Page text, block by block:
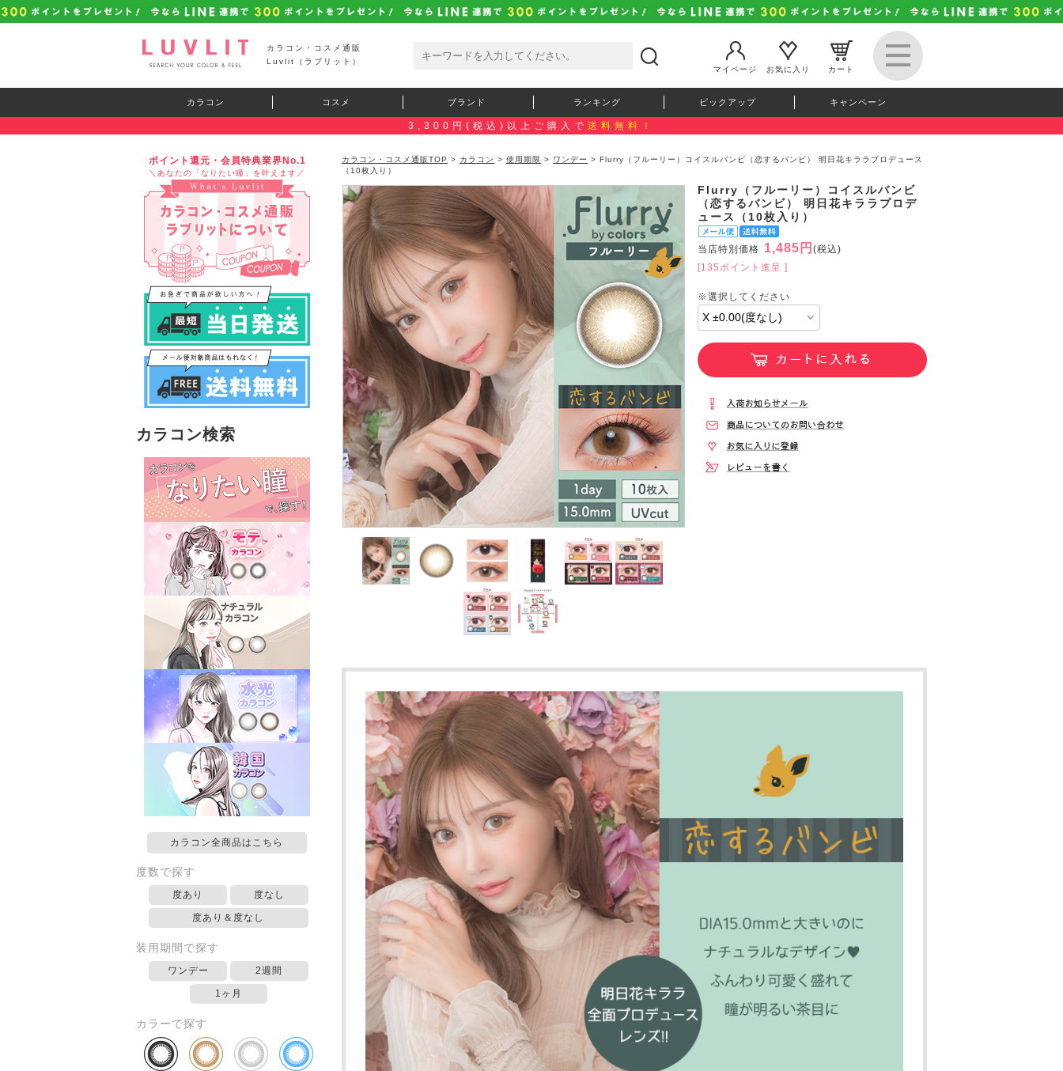
カラコン・コスメ通販
Luvlit（ラブリット）
マイページ
お気に入り カート
カラコン コスメ ブランド ランキング ピックアップ キャンペーン
3,300円(税込)以上ご購入で 送料無料！
ポイント還元・会員特典業界No.1
＼あなたの「なりたい瞳」を叶えます／
カラコン検索
カラコン全商品はこちら
度数で探す
度あり 度なし
度あり＆度なし
装用期間で探す
ワンデー 2週間
1ヶ月
カラーで探す
カラコン・コスメ通販TOP > カラコン > 使用期限 > ワンデー > Flurry（フルーリー）コイスルバンビ（恋するバンビ） 明日花キララプロデュース
（10枚入り）
Flurry（フルーリー）コイスルバンビ
（恋するバンビ） 明日花キララプロデ
ュース（10枚入り）
当店特別価格 1,485円 (税込)
[135ポイント進呈 ]